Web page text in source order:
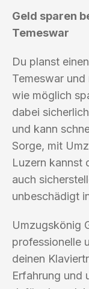
Geld sparen
Temeswar
Du planst
Temeswar
wie möglich
dabei
und kann
Sorge, mit
Luzern kannst
auch
unbeschädigt
Umzugskönig
professionelle
deinen
Erfahrung und